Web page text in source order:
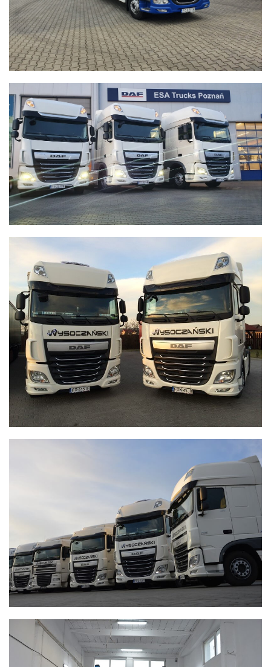
WYSOCZAŃSKI
Transport - Logistyka
WYSOCZAŃSKI
WYSOCZAŃSKI
WYSOCZAŃSKI
Transport - Logistyka